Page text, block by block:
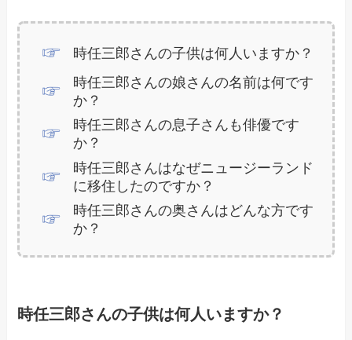
時任三郎さんの子供は何人いますか？
時任三郎さんの娘さんの名前は何です
か？
時任三郎さんの息子さんも俳優です
か？
時任三郎さんはなぜニュージーランド
に移住したのですか？
時任三郎さんの奥さんはどんな方です
か？
時任三郎さんの子供は何人いますか？